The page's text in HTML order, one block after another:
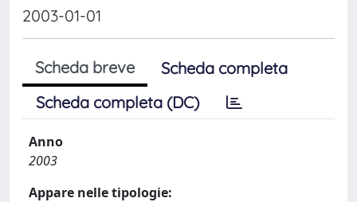
2003-01-01
Scheda breve
Scheda completa
Scheda completa (DC)
Anno
2003
Appare nelle tipologie: